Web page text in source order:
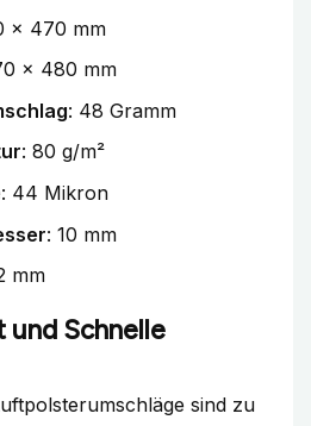
x 470 mm
x 480 mm
: 48 Gramm
: 80 g/m²
: 44 Mikron
: 10 mm
mm
und Schnelle
sind zu